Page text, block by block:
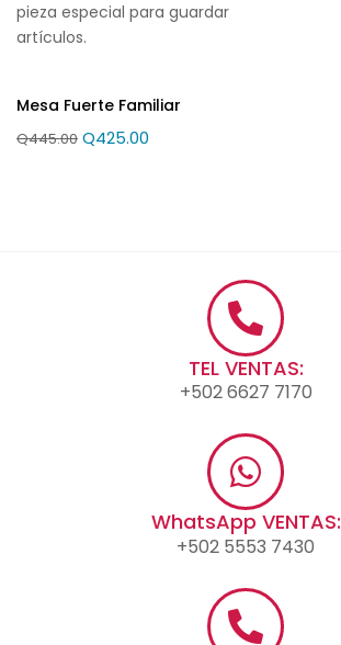
pieza especial para guardar
artículos.
Mesa Fuerte Familiar
Q445.00 Q425.00
TEL VENTAS:
+502 6627 7170
WhatsApp VENTAS:
+502 5553 7430